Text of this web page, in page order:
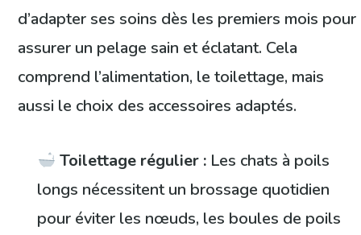
d’adapter ses soins dès les premiers mois pour
assurer un pelage sain et éclatant. Cela
comprend l’alimentation, le toilettage, mais
aussi le choix des accessoires adaptés.
Toilettage régulier : Les chats à poils
longs nécessitent un brossage quotidien
pour éviter les nœuds, les boules de poils